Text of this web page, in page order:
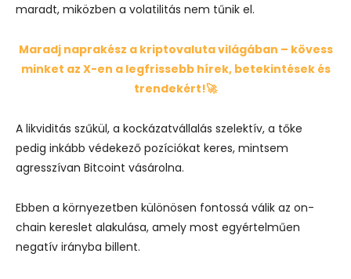
maradt, miközben a volatilitás nem tűnik el.
Maradj naprakész a kriptovaluta világában – kövess
minket az X-en a legfrissebb hírek, betekintések és
trendekért!🚀
A likviditás szűkül, a kockázatvállalás szelektív, a tőke
pedig inkább védekező pozíciókat keres, mintsem
agresszívan Bitcoint vásárolna.
Ebben a környezetben különösen fontossá válik az on-
chain kereslet alakulása, amely most egyértelműen
negatív irányba billent.